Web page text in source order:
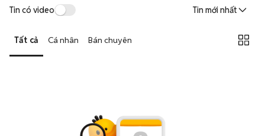
Tin có video Tin mới nhất
Tất cả Cá nhân Bán chuyên